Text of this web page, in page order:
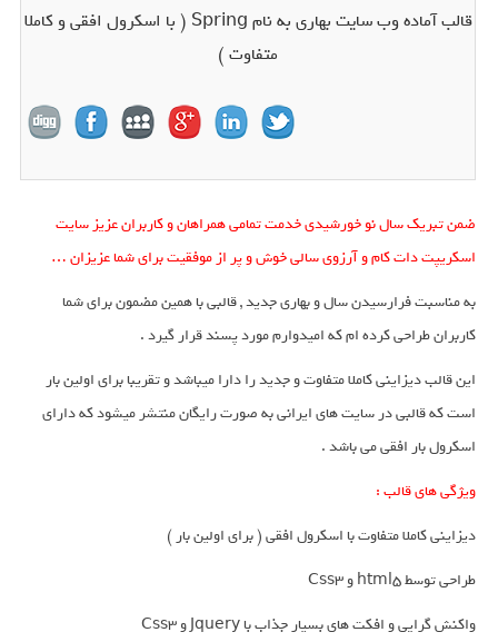
قالب آماده وب سایت بهاری به نام Spring ( با اسکرول افقی و کاملا
متفاوت )
ضمن تبریک سال نو خورشیدی خدمت تمامی همراهان و کاربران عزیز سایت
اسکریپت دات کام و آرزوی سالی خوش و پر از موفقیت برای شما عزیزان …
به مناسبت فرارسیدن سال و بهاری جدید , قالبی با همین مضمون برای شما
کاربران طراحی کرده ام که امیدوارم مورد پسند قرار گیرد .
این قالب دیزاینی کاملا متفاوت و جدید را دارا میباشد و تقریبا برای اولین بار
است که قالبی در سایت های ایرانی به صورت رایگان منتشر میشود که دارای
اسکرول بار افقی می باشد .
ویژگی های قالب :
دیزاینی کاملا متفاوت با اسکرول افقی ( برای اولین بار )
طراحی توسط html5 و Css3
واکنش گرایی و افکت های بسیار جذاب با Jquery و Css3